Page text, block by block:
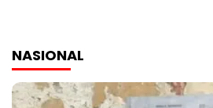
NASIONAL